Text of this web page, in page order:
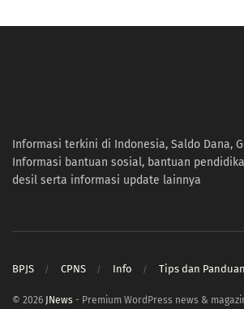
Informasi terkini di Indonesia, Saldo Dana,
Informasi bantuan sosial, bantuan
desil serta informasi update lainnya
BPJS CPNS Info Tips dan Panduan
© 2026 JNews - Premium WordPress news &